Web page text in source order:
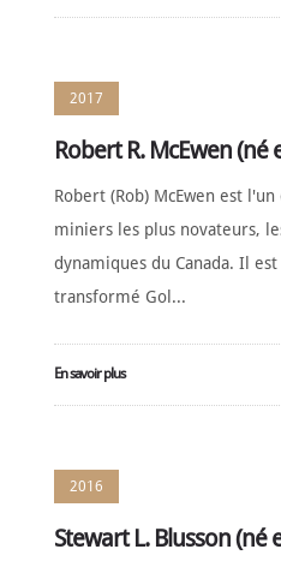
2017
Robert R. McEwen (né
Robert (Rob) McEwen est
miniers les plus novateurs,
dynamiques du Canada. Il
transformé Gol...
En savoir plus
2016
Stewart L. Blusson (né